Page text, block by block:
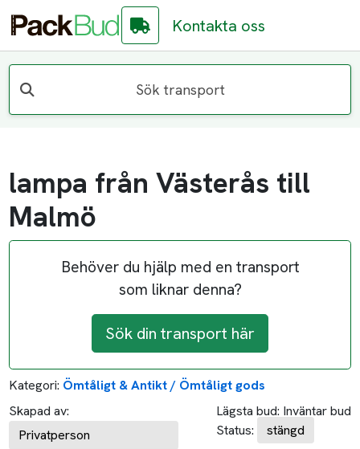
Kontakta oss
Sök transport
lampa från Västerås till
Malmö
Behöver du hjälp med en transport
som liknar denna?
Sök din transport här
Kategori: Ömtåligt & Antikt / Ömtåligt gods
Skapad av:
Privatperson
Lägsta bud: Inväntar bud
Status:
stängd